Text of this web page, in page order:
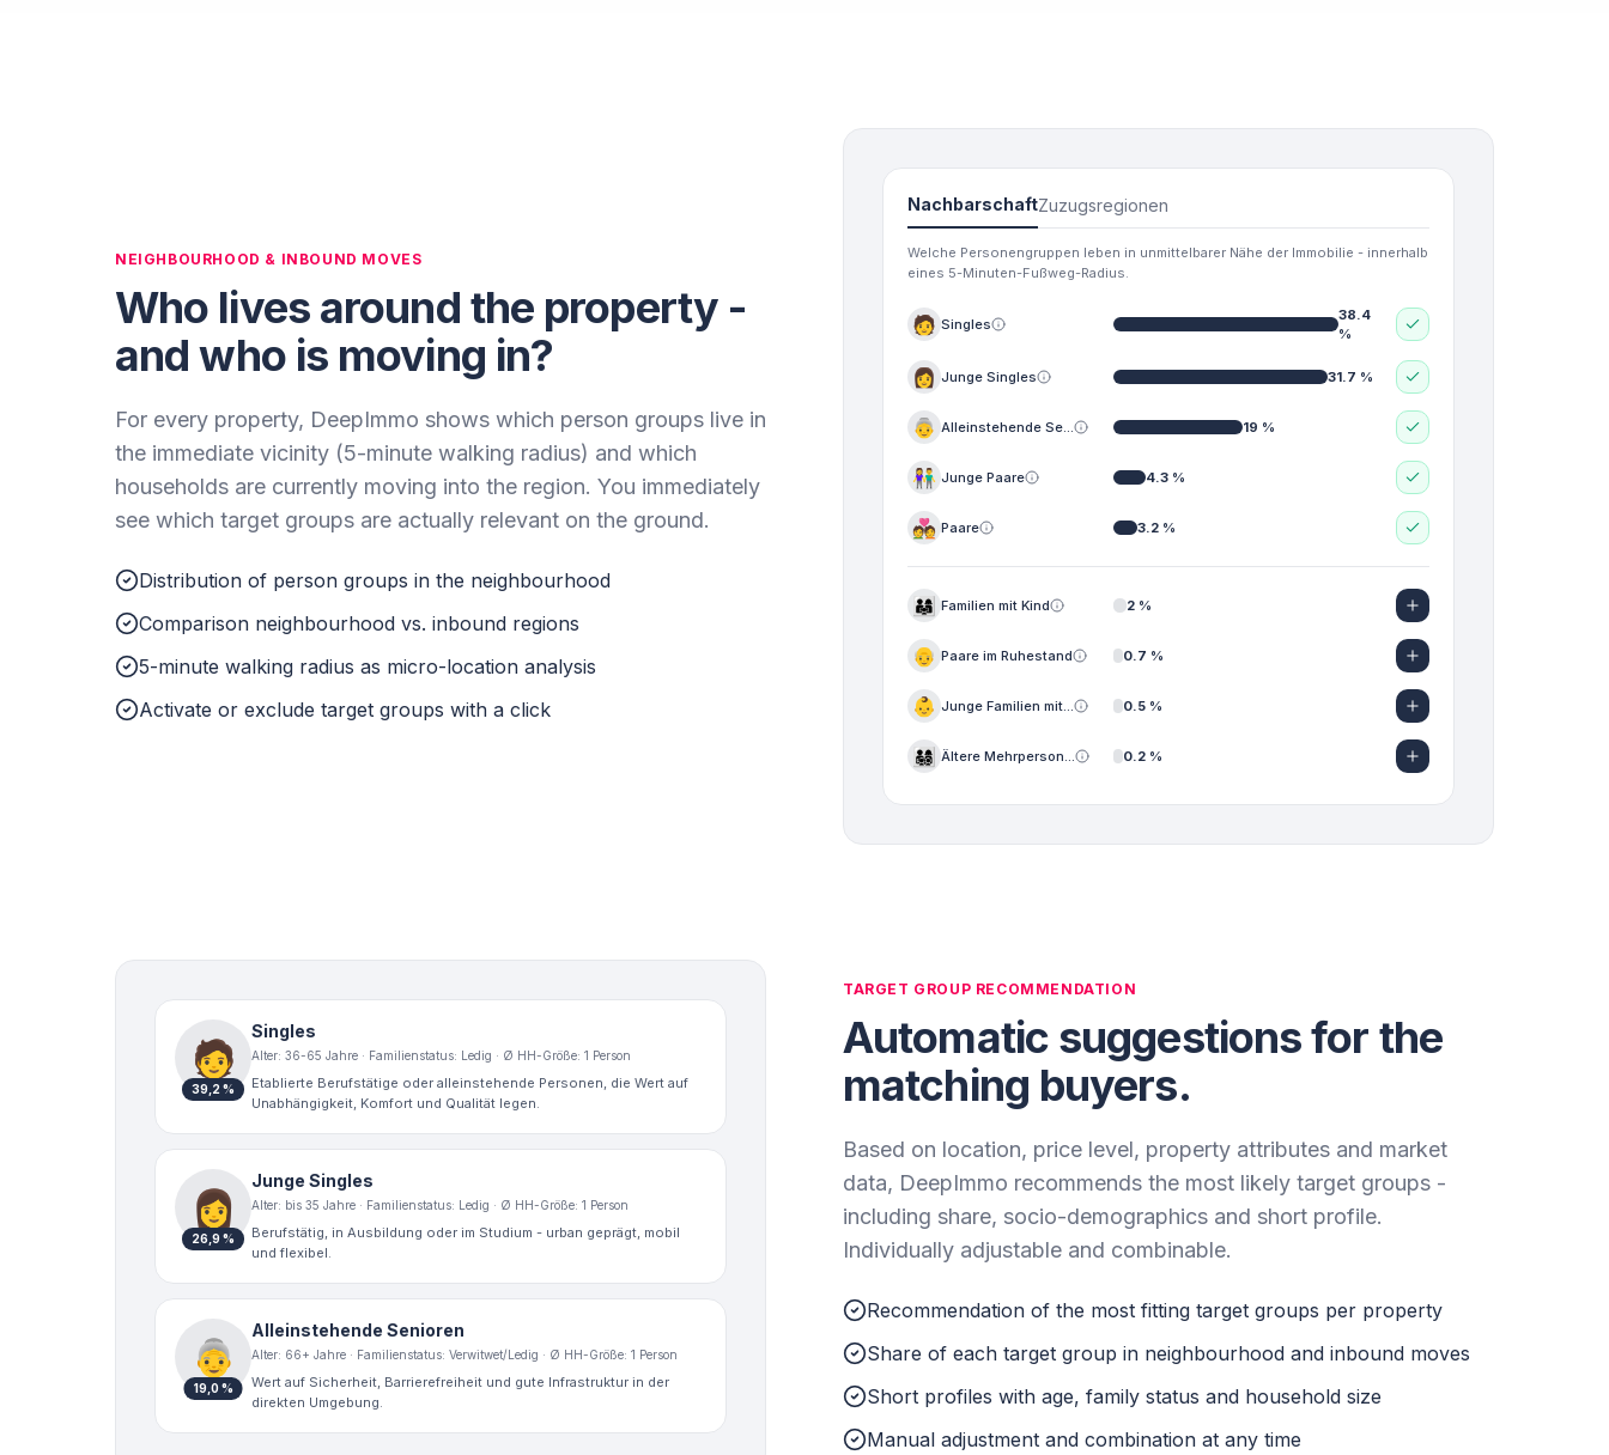
NEIGHBOURHOOD & INBOUND MOVES
Who lives around the property -
and who is moving in?
For every property, DeepImmo shows which person groups live in
the immediate vicinity (5-minute walking radius) and which
households are currently moving into the region. You immediately
see which target groups are actually relevant on the ground.
Distribution of person groups in the neighbourhood
Comparison neighbourhood vs. inbound regions
5-minute walking radius as micro-location analysis
Activate or exclude target groups with a click
NachbarschaftZuzugsregionen
Welche Personengruppen leben in unmittelbarer Nähe der Immobilie - innerhalb
eines 5-Minuten-Fußweg-Radius.
🧑 Singles
38.4
%
👩 Junge Singles 31.7 %
👵 Alleinstehende Se... 19 %
👫 Junge Paare 4.3%
💑 Paare 3.2 %
👨‍👩‍👧 Familien mit Kind 2 %
👴 Paare im Ruhestand 0.7 %
👶 Junge Familien mit... 0.5 %
👨‍👩‍👧‍👦 Ältere Mehrperson... 0.2 %
TARGET GROUP RECOMMENDATION
Automatic suggestions for the
matching buyers.
Based on location, price level, property attributes and market
data, DeepImmo recommends the most likely target groups -
including share, socio-demographics and short profile.
Individually adjustable and combinable.
Recommendation of the most fitting target groups per property
Share of each target group in neighbourhood and inbound moves
Short profiles with age, family status and household size
Manual adjustment and combination at any time
🧑
39,2 %
Singles
Alter: 36-65 Jahre · Familienstatus: Ledig · Ø HH-Größe: 1 Person
Etablierte Berufstätige oder alleinstehende Personen, die Wert auf
Unabhängigkeit, Komfort und Qualität legen.
👩
26,9 %
Junge Singles
Alter: bis 35 Jahre · Familienstatus: Ledig · Ø HH-Größe: 1 Person
Berufstätig, in Ausbildung oder im Studium - urban geprägt, mobil
und flexibel.
👵
19,0 %
Alleinstehende Senioren
Alter: 66+ Jahre · Familienstatus: Verwitwet/Ledig · Ø HH-Größe: 1 Person
Wert auf Sicherheit, Barrierefreiheit und gute Infrastruktur in der
direkten Umgebung.